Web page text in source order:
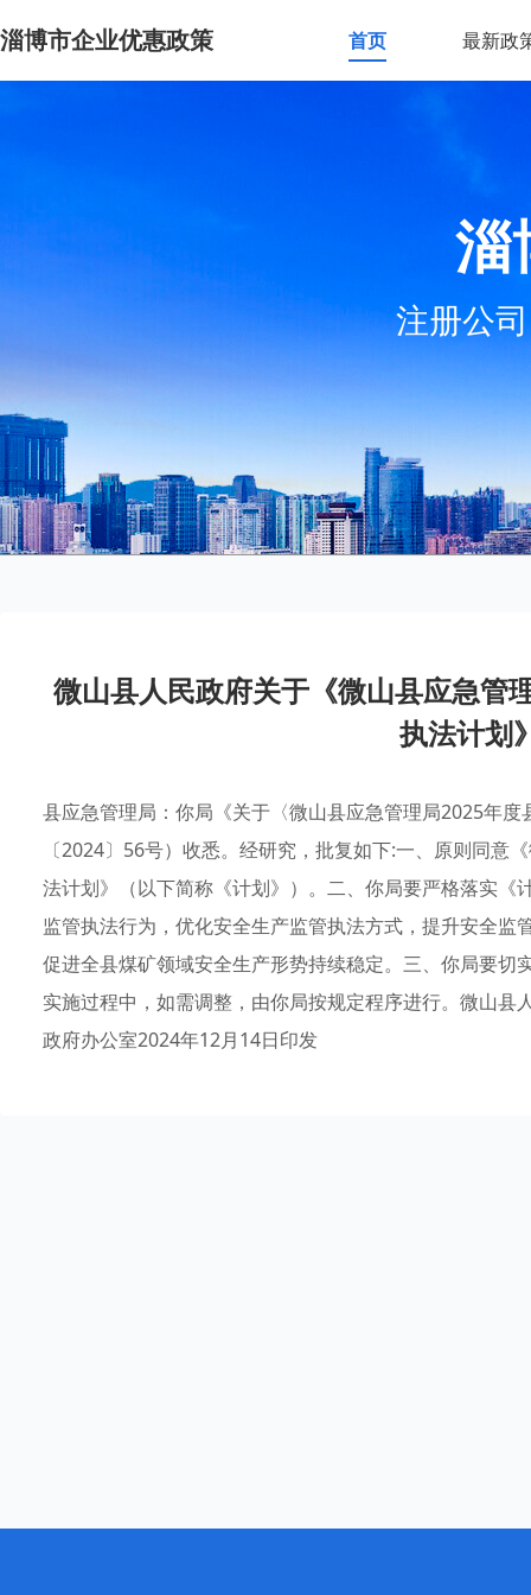
淄博市企业优惠政策 首页 最新政
淄
注册公
微山县人民政府关于《微山县应急管
执法计划
县应急管理局：你局《关于〈微山县应急管理局2025年
〔2024〕56号）收悉。经研究，批复如下:一、原则同
法计划》（以下简称《计划》）。二、你局要严格落实
监管执法行为，优化安全生产监管执法方式，提升安全
促进全县煤矿领域安全生产形势持续稳定。三、你局要
实施过程中，如需调整，由你局按规定程序进行。微山
政府办公室2024年12月14日印发